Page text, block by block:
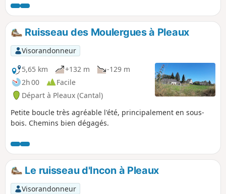
Étienne-Cantalès ; possibilité de nager. Le tracé proposé
suit généralement le balisage Vert "la Roquaise" à part
quelques petites variantes.
Ruisseau des Moulergues à Pleaux
Visorandonneur
5,65 km
+132 m
-129 m
2h 00
Facile
Départ à Pleaux (Cantal)
Petite boucle très agréable l'été, principalement en sous-
bois. Chemins bien dégagés.
Le ruisseau d'Incon à Pleaux
Visorandonneur